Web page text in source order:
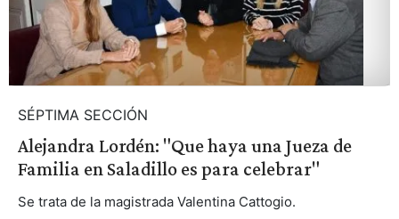
SÉPTIMA SECCIÓN
Alejandra Lordén: "Que haya una Jueza de
Familia en Saladillo es para celebrar"
Se trata de la magistrada Valentina Cattogio.